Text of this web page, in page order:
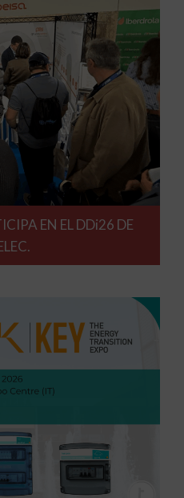
EN EL DDi26 DE